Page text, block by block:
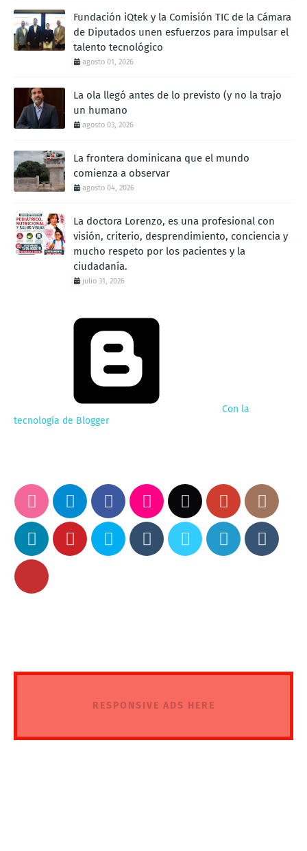
Fundación iQtek y la Comisión TIC de la Cámara
de Diputados unen esfuerzos para impulsar el
talento tecnológico
agosto 01, 2026
La ola llegó antes de lo previsto (y no la trajo
un humano
agosto 03, 2026
La frontera dominicana que el mundo
comienza a observar
agosto 04, 2026
La doctora Lorenzo, es una profesional con
visión, criterio, desprendimiento, conciencia y
mucho respeto por los pacientes y la
ciudadanía.
julio 31, 2026
Con la
tecnología de Blogger
RESPONSIVE ADS HERE